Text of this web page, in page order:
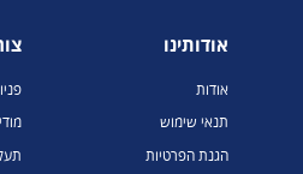
אודותינו
אודות
תנאי שימוש
הגנת הפרטיות